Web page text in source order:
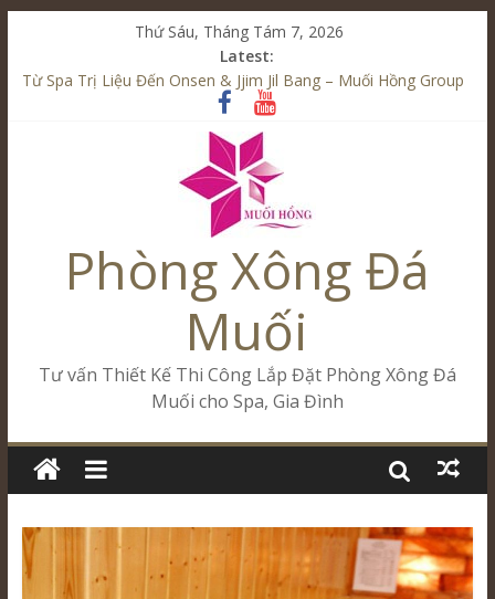
Thứ Sáu, Tháng Tám 7, 2026
Latest:
Từ Spa Trị Liệu Đến Onsen & Jjim Jil Bang – Muối Hồng Group
Kết Hợp Onsen & Jjim Jil Bang Trong Mô Hình Spa – Muối
Cham Riverside Onsen & Jjim Jil Bang Đà Nẵng Muối Hồng
Spa Jjim Jil Bang Kết Hợp Onsen – Kinh Doanh Chuẩn Sao –
Tăng Doanh Số Kinh Doanh Lắp Đặt Onsen & Jjim Jil Bang –
Muối Hồng Group
Phòng Xông Đá
Muối
Tư vấn Thiết Kế Thi Công Lắp Đặt Phòng Xông Đá
Muối cho Spa, Gia Đình